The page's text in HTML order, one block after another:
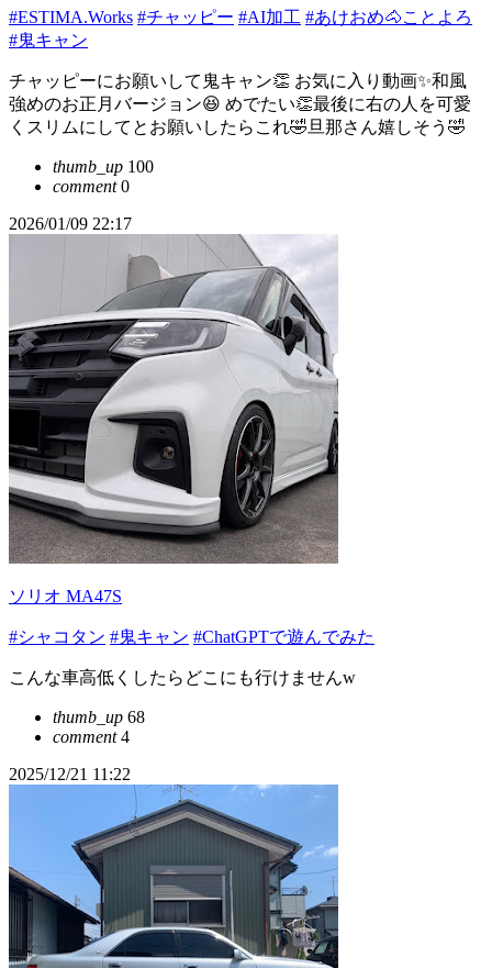
#ESTIMA.Works #チャッピー #AI加工 #あけおめ🐴ことよろ
#鬼キャン
チャッピーにお願いして鬼キャン👏 お気に入り動画✨和風
強めのお正月バージョン😆 めでたい👏最後に右の人を可愛
くスリムにしてとお願いしたらこれ🤣旦那さん嬉しそう🤣
thumb_up 100
comment0
2026/01/09 22:17
ソリオ MA47S
#シャコタン #鬼キャン #ChatGPTで遊んでみた
こんな車高低くしたらどこにも行けませんw
thumb_up 68
comment4
2025/12/21 11:22